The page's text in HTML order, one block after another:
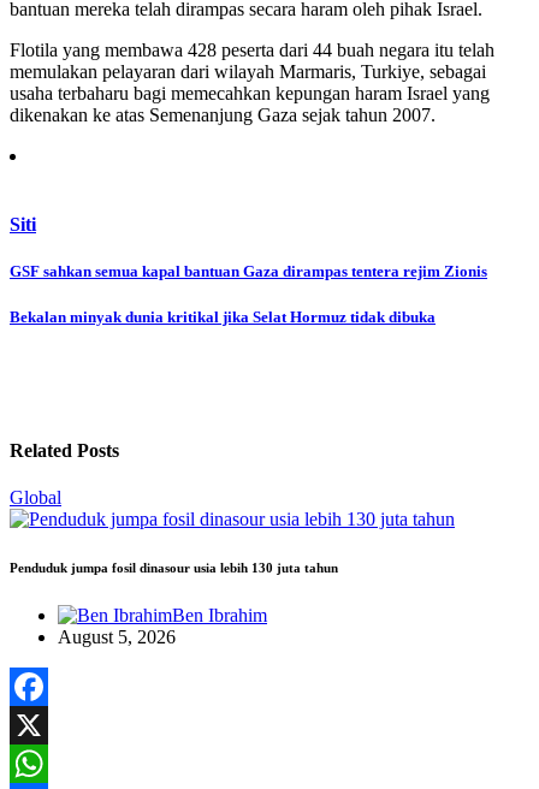
bantuan mereka telah dirampas secara haram oleh pihak Israel.
Flotila yang membawa 428 peserta dari 44 buah negara itu telah
memulakan pelayaran dari wilayah Marmaris, Turkiye, sebagai
usaha terbaharu bagi memecahkan kepungan haram Israel yang
dikenakan ke atas Semenanjung Gaza sejak tahun 2007.
Siti
Post
navigation
GSF sahkan semua kapal bantuan Gaza dirampas tentera rejim Zionis
Bekalan minyak dunia kritikal jika Selat Hormuz tidak dibuka
Related Posts
Global
Penduduk jumpa fosil dinasour usia lebih 130 juta tahun
Ben Ibrahim
August 5, 2026
Facebook
X